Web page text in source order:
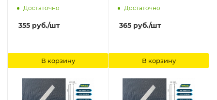
(начало 0.3 Ширина
4mm) ManWah
Достаточно
355 руб./шт
В корзину
(начало 0.3 Ширина
8mm) ManWah
Достаточно
365 руб./шт
В корзину